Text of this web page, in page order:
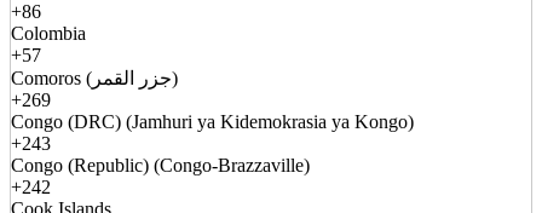
+86
Colombia
+57
Comoros (جزر القمر)
+269
Congo (DRC) (Jamhuri ya Kidemokrasia ya Kongo)
+243
Congo (Republic) (Congo-Brazzaville)
+242